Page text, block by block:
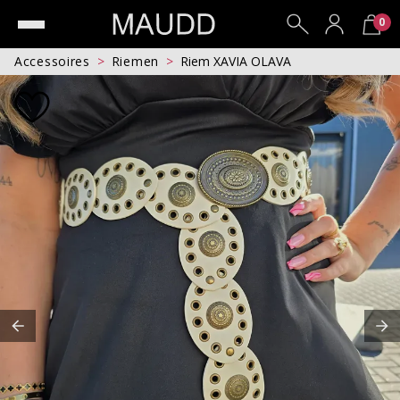
0
Accessoires Riemen Riem XAVIA OLAVA